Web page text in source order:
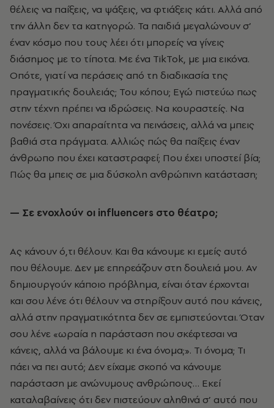
θέλεις να παίξεις, να ψάξεις, να φτιάξεις κάτι. Αλλά από
την άλλη δεν τα κατηγορώ. Τα παιδιά μεγαλώνουν σ’
έναν κόσμο που τους λέει ότι μπορείς να γίνεις
διάσημος με το τίποτα. Με ένα TikTok, με μια εικόνα.
Οπότε, γιατί να περάσεις από τη διαδικασία της
πραγματικής δουλειάς; Του κόπου; Εγώ πιστεύω πως
στην τέχνη πρέπει να ιδρώσεις. Να κουραστείς. Να
πονέσεις. Όχι απαραίτητα να πεινάσεις, αλλά να μπεις
βαθιά στα πράγματα. Αλλιώς πώς θα παίξεις έναν
άνθρωπο που έχει καταστραφεί; Που έχει υποστεί βία;
Πώς θα μπεις σε μια δύσκολη ανθρώπινη κατάσταση;
— Σε ενοχλούν οι influencers στο θέατρο;
Ας κάνουν ό,τι θέλουν. Και θα κάνουμε κι εμείς αυτό
που θέλουμε. Δεν με επηρεάζουν στη δουλειά μου. Αν
δημιουργούν κάποιο πρόβλημα, είναι όταν έρχονται
και σου λένε ότι θέλουν να στηρίξουν αυτό που κάνεις,
αλλά στην πραγματικότητα δεν σε εμπιστεύονται. Όταν
σου λένε «ωραία η παράσταση που σκέφτεσαι να
κάνεις, αλλά να βάλουμε κι ένα όνομα;». Τι όνομα; Τι
πάει να πει αυτό; Δεν είχαμε σκοπό να κάνουμε
παράσταση με ανώνυμους ανθρώπους… Εκεί
καταλαβαίνεις ότι δεν πιστεύουν αληθινά σ’ αυτό που